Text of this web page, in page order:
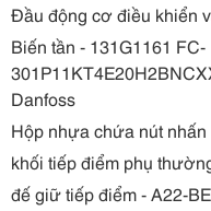
Đầu động cơ điều khiển
Biến tần - 131G1161 FC-
Danfoss
Hộp nhựa chứa nút
khối tiếp điểm phụ
đế giữ tiếp điểm - A22-